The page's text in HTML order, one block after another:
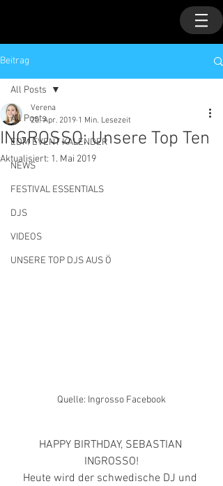
Beitrag
All Posts
EDM EVENT KALENDER
NEWS
FESTIVAL ESSENTIALS
DJS
VIDEOS
UNSERE TOP DJS AUS Ö
All Posts
INGROSSO: Unsere Top Ten
Verena
20. Apr. 2019 1 Min. Lesezeit
Aktualisiert: 1. Mai 2019
Quelle: Ingrosso Facebook
HAPPY BIRTHDAY, SEBASTIAN
INGROSSO!
Heute wird der schwedische DJ und